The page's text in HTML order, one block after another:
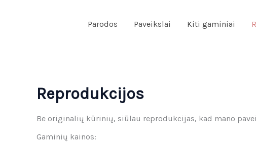
Parodos Paveikslai Kiti gaminiai
Reprodukcijos
Be originalių kūrinių, siūlau reprodukcijas, kad mano
Gaminių kainos: